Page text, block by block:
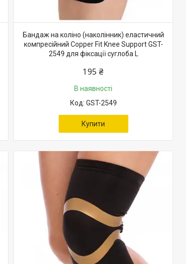
Бандаж на коліно (наколінник) еластичний
компресійний Copper Fit Knee Support GST-
2549 для фіксації суглоба L
195 ₴
В наявності
GST-2549
Купити